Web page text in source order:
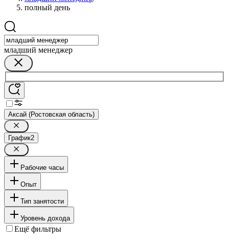
полный день
младший менеджер
Аксай (Ростовская область)
График2
Рабочие часы
Опыт
Тип занятости
Уровень дохода
Ещё фильтры